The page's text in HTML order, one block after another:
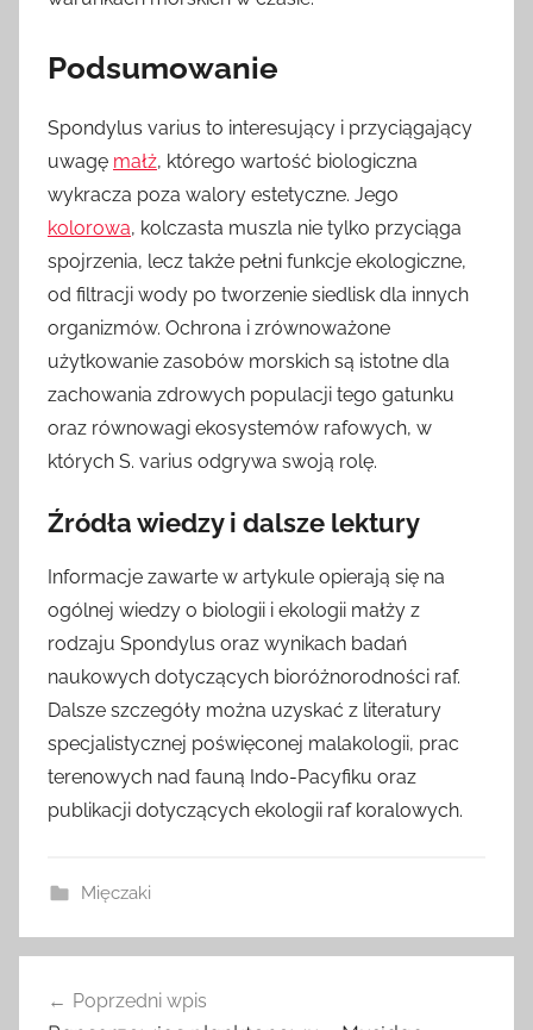
Podsumowanie
Spondylus varius to interesujący i przyciągający
uwagę małż, którego wartość biologiczna
wykracza poza walory estetyczne. Jego
kolorowa, kolczasta muszla nie tylko przyciąga
spojrzenia, lecz także pełni funkcje ekologiczne,
od filtracji wody po tworzenie siedlisk dla innych
organizmów. Ochrona i zrównoważone
użytkowanie zasobów morskich są istotne dla
zachowania zdrowych populacji tego gatunku
oraz równowagi ekosystemów rafowych, w
których S. varius odgrywa swoją rolę.
Źródła wiedzy i dalsze lektury
Informacje zawarte w artykule opierają się na
ogólnej wiedzy o biologii i ekologii małży z
rodzaju Spondylus oraz wynikach badań
naukowych dotyczących bioróżnorodności raf.
Dalsze szczegóły można uzyskać z literatury
specjalistycznej poświęconej malakologii, prac
terenowych nad fauną Indo-Pacyfiku oraz
publikacji dotyczących ekologii raf koralowych.
Mięczaki
wpisu
Poprzedni wpis